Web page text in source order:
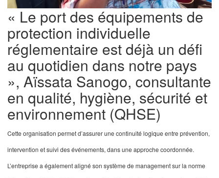
« Le port des équipements de
protection individuelle
réglementaire est déjà un défi
au quotidien dans notre pays
», Aïssata Sanogo, consultante
en qualité, hygiène, sécurité et
environnement (QHSE)
Cette organisation permet d’assurer une continuité logique entre prévention,
intervention et suivi des événements, dans une approche coordonnée.
L’entreprise a également aligné son système de management sur la norme